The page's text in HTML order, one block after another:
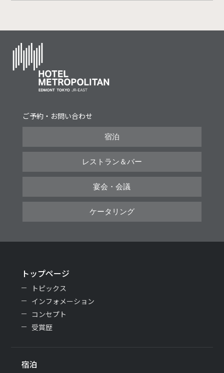
ご予約・お問い合わせ
宿泊
レストラン＆バー
宴会・会議
ケータリング
トップページ
トピックス
インフォメーション
コンセプト
受賞歴
宿泊